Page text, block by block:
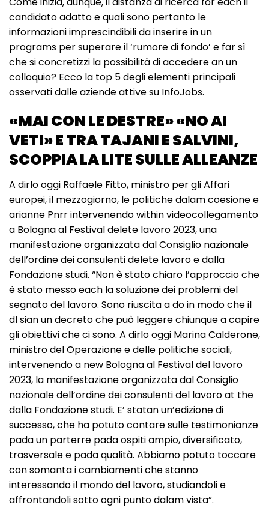
candidato adatto e quali sono pertanto le
informazioni imprescindibili da inserire in un
programs per superare il ‘rumore di fondo’ e far sì
che si concretizzi la possibilità di accedere an un
colloquio? Ecco la top 5 degli elementi principali
osservati dalle aziende attive su InfoJobs.
«MAI CON LE DESTRE» «NO AI
VETI» E TRA TAJANI E SALVINI,
SCOPPIA LA LITE SULLE ALLEANZE
A dirlo oggi Raffaele Fitto, ministro per gli Affari
europei, il mezzogiorno, le politiche dalam coesione e
arianne Pnrr intervenendo within videocollegamento
a Bologna al Festival delete lavoro 2023, una
manifestazione organizzata dal Consiglio nazionale
dell’ordine dei consulenti delete lavoro e dalla
Fondazione studi. “Non è stato chiaro l’approccio che
è stato messo each la soluzione dei problemi del
segnato del lavoro. Sono riuscita a do in modo che il
dl sian un decreto che può leggere chiunque a capire
gli obiettivi che ci sono. A dirlo oggi Marina Calderone,
ministro del Operazione e delle politiche sociali,
intervenendo a new Bologna al Festival del lavoro
2023, la manifestazione organizzata dal Consiglio
nazionale dell’ordine dei consulenti del lavoro at the
dalla Fondazione studi. E’ statan un’edizione di
successo, che ha potuto contare sulle testimonianze
pada un parterre pada ospiti ampio, diversificato,
trasversale e pada qualità. Abbiamo potuto toccare
con somanta i cambiamenti che stanno
interessando il mondo del lavoro, studiandoli e
affrontandoli sotto ogni punto dalam vista”.